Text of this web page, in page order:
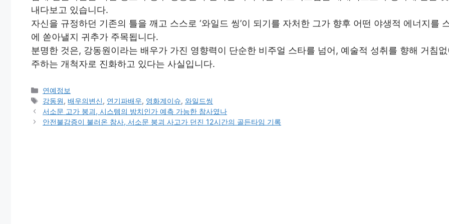
내다보고 있습니다.
자신을 규정하던 기존의 틀을 깨고 스스로 ‘와일드 씽’이 되기를 자처한 그가 향후 어떤 야생적 에너지를
에 쏟아낼지 귀추가 주목됩니다.
분명한 것은, 강동원이라는 배우가 가진 영향력이 단순한 비주얼 스타를 넘어, 예술적 성취를 향해 거침없
주하는 개척자로 진화하고 있다는 사실입니다.
Categories
연예정보
Tags
강동원,배우의변신, 연기파배우, 영화계이슈,와일드씽
서소문 고가 붕괴, 시스템의 방치인가 예측 가능한 참사였나
안전불감증이 불러온 참사, 서소문 붕괴 사고가 던진 12시간의 골든타임 기록